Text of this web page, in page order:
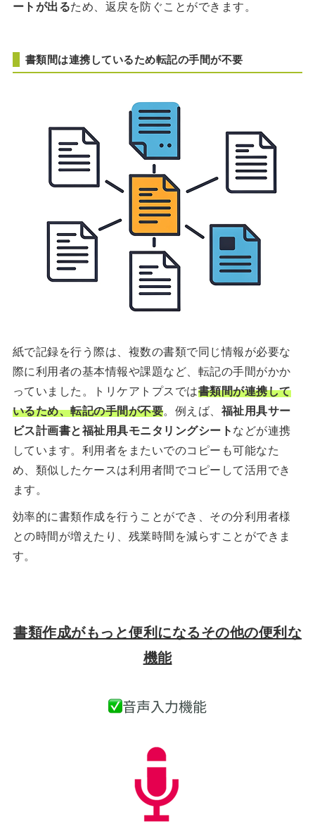
ートが出るため、返戻を防ぐことができます。
書類間は連携しているため転記の手間が不要
紙で記録を行う際は、複数の書類で同じ情報が必要な
際に利用者の基本情報や課題など、転記の手間がかか
っていました。トリケアトプスでは書類間が連携して
いるため、転記の手間が不要。例えば、 福祉用具サー
ビス計画書と福祉用具モニタリングシート などが連携
しています。利用者をまたいでのコピーも可能なた
め、類似したケースは利用者間でコピーして活用でき
ます。
効率的に書類作成を行うことができ、その分利用者様
との時間が増えたり、残業時間を減らすことができま
す。
書類作成がもっと便利になるその他の便利な
機能